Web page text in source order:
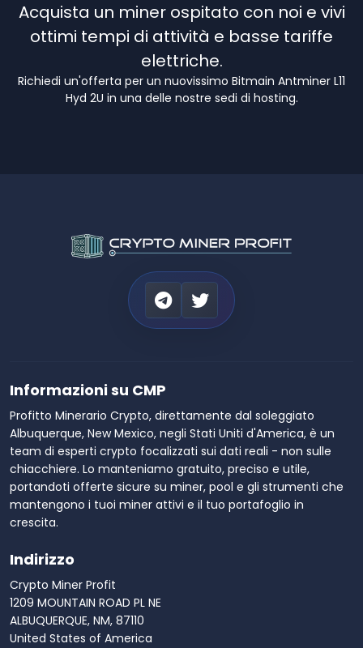
Acquista un miner ospitato con noi e vivi
ottimi tempi di attività e basse tariffe
elettriche.
Richiedi un'offerta per un nuovissimo Bitmain Antminer L11
Hyd 2U in una delle nostre sedi di hosting.
Informazioni su CMP
Profitto Minerario Crypto, direttamente dal soleggiato
Albuquerque, New Mexico, negli Stati Uniti d'America, è un
team di esperti crypto focalizzati sui dati reali - non sulle
chiacchiere. Lo manteniamo gratuito, preciso e utile,
portandoti offerte sicure su miner, pool e gli strumenti che
mantengono i tuoi miner attivi e il tuo portafoglio in
crescita.
Indirizzo
Crypto Miner Profit
1209 MOUNTAIN ROAD PL NE
ALBUQUERQUE, NM, 87110
United States of America